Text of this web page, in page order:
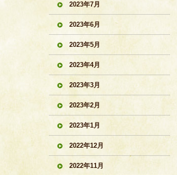
2023年7月
2023年6月
2023年5月
2023年4月
2023年3月
2023年2月
2023年1月
2022年12月
2022年11月